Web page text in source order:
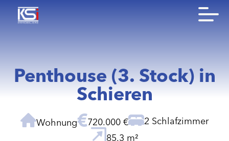
Penthouse (3. Stock) in
Schieren
Wohnung 720.000 €
2 Schlafzimmer
85.3 m²